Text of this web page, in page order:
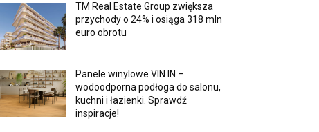
TM Real Estate Group zwiększa
przychody o 24% i osiąga 318 mln
euro obrotu
Panele winylowe VIN IN –
wodoodporna podłoga do salonu,
kuchni i łazienki. Sprawdź
inspiracje!